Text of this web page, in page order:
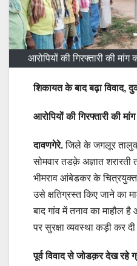
आरोपियों की गिरफ्तारी की
शिकायत के बाद बढ़ा विवाद,
आरोपियों की गिरफ्तारी की
दावणगेरे.जिले के जगलूर
सोमवार तडक़े अज्ञात शरारती
भीमराव आंबेडकर के चित्रयुक्त
उसे क्षतिग्रस्त किए जाने का
बाद गांव में तनाव का माहौल
पर सुरक्षा व्यवस्था कड़ी कर
पूर्व विवाद से जोडक़र देख रहे